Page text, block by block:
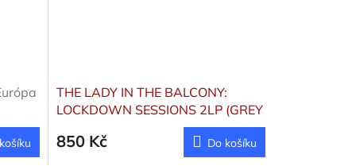
THE LADY IN THE BALCONY:
LOCKDOWN SESSIONS 2LP (GREY
850 Kč Do košíku